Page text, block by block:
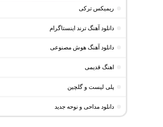
ریمیکس ترکی
دانلود آهنگ ترند اینستاگرام
دانلود آهنگ هوش مصنوعی
اهنگ قدیمی
پلی لیست و گلچین
دانلود مداحی و نوحه جدید